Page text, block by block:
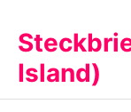
Island)